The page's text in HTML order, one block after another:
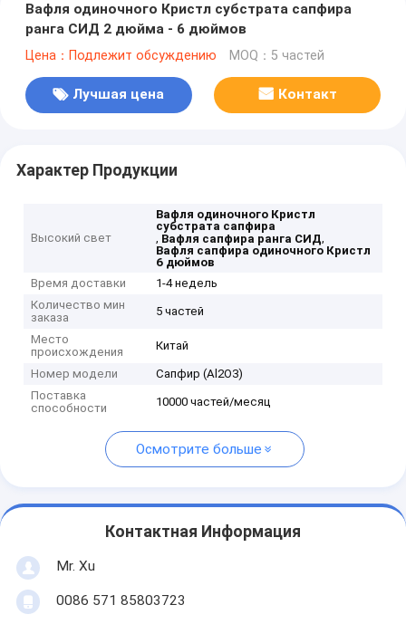
Вафля одиночного Кристл субстрата сапфира
ранга СИД 2 дюйма - 6 дюймов
Цена：Подлежит обсуждению MOQ：5 частей
Лучшая цена Контакт
Характер Продукции
Высокий свет
Вафля одиночного Кристл
субстрата сапфира
, Вафля сапфира ранга СИД,
Вафля сапфира одиночного Кристл
6 дюймов
Время доставки
1-4 недель
Количество мин
заказа
5 частей
Место
происхождения
Китай
Номер модели
Сапфир (Al2O3)
Поставка
способности
10000 частей/месяц
Осмотрите больше
Контактная Информация
Mr. Xu
0086 571 85803723